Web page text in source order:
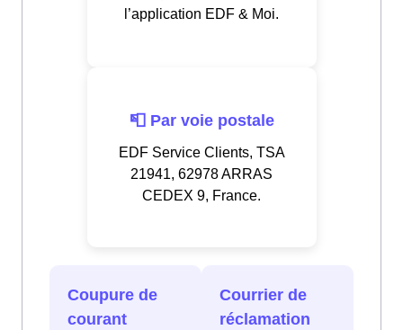
l’application EDF & Moi.
📮 Par voie postale
EDF Service Clients, TSA
21941, 62978 ARRAS
CEDEX 9, France.
Coupure de
courant
Courrier de
réclamation